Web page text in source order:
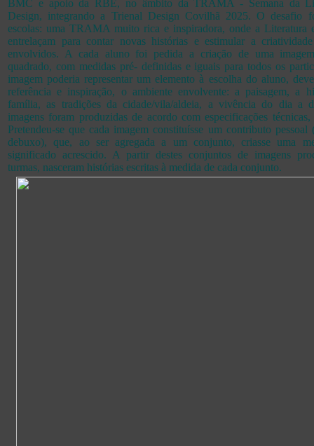
BMC e apoio da RBE, no âmbito da TRAMA - Semana da
Design, integrando a Trienal Design Covilhã 2025. O desafio
escolas: uma TRAMA muito rica e inspiradora, onde a Literatura
entrelaçam para contar novas histórias e estimular a
envolvidos. A cada aluno foi pedida a criação de uma
quadrado, com medidas pré- definidas e iguais para todos os
imagem poderia representar um elemento à escolha do aluno,
referência e inspiração, o ambiente envolvente: a paisagem, a
família, as tradições da cidade/vila/aldeia, a vivência do dia a
imagens foram produzidas de acordo com especificações técnicas,
Pretendeu-se que cada imagem constituísse um contributo pessoal
debuxo), que, ao ser agregada a um conjunto, criasse uma
significado acrescido. A partir destes conjuntos de imagens
turmas, nasceram histórias escritas à medida de cada conjunto.